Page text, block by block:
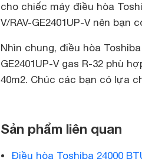
cho chiếc máy điều hòa
V/RAV-GE2401UP-V nên bạn
Nhìn chung, điều hòa Toshiba
GE2401UP-V gas R-32 phù
40m2. Chúc các bạn có lựa
Sản phẩm liên quan
Điều hòa Toshiba 24000